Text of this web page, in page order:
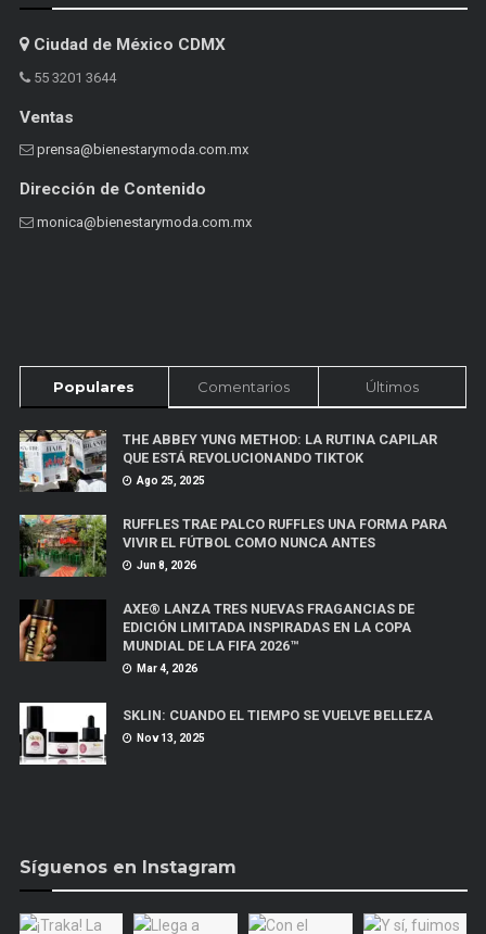
Ciudad de México CDMX
55 3201 3644
Ventas
prensa@bienestarymoda.com.mx
Dirección de Contenido
monica@bienestarymoda.com.mx
Populares Comentarios Últimos
THE ABBEY YUNG METHOD: LA RUTINA CAPILAR
QUE ESTÁ REVOLUCIONANDO TIKTOK
Ago 25, 2025
RUFFLES TRAE PALCO RUFFLES UNA FORMA PARA
VIVIR EL FÚTBOL COMO NUNCA ANTES
Jun 8, 2026
AXE® LANZA TRES NUEVAS FRAGANCIAS DE
EDICIÓN LIMITADA INSPIRADAS EN LA COPA
MUNDIAL DE LA FIFA 2026™
Mar 4, 2026
SKLIN: CUANDO EL TIEMPO SE VUELVE BELLEZA
Nov 13, 2025
Síguenos en Instagram